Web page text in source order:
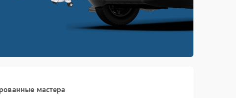
мастера